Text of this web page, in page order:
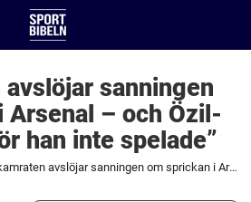
sanningen
Arsenal – och Özil-
han inte spelade”
Lagkamraten avslöjar sanningen om sprickan i Arsenal – och Özil-bråket: "Därför han inte spelade"